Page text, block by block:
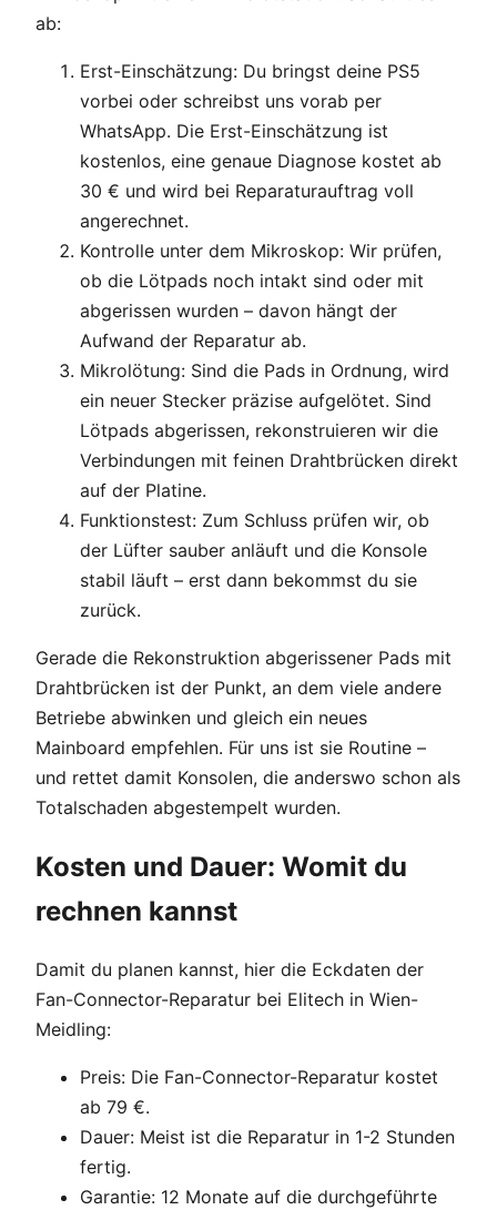
ab:
Erst-Einschätzung: Du bringst deine PS5
vorbei oder schreibst uns vorab per
WhatsApp. Die Erst-Einschätzung ist
kostenlos, eine genaue Diagnose kostet ab
30 € und wird bei Reparaturauftrag voll
angerechnet.
Kontrolle unter dem Mikroskop: Wir prüfen,
ob die Lötpads noch intakt sind oder mit
abgerissen wurden – davon hängt der
Aufwand der Reparatur ab.
Mikrolötung: Sind die Pads in Ordnung, wird
ein neuer Stecker präzise aufgelötet. Sind
Lötpads abgerissen, rekonstruieren wir die
Verbindungen mit feinen Drahtbrücken direkt
auf der Platine.
Funktionstest: Zum Schluss prüfen wir, ob
der Lüfter sauber anläuft und die Konsole
stabil läuft – erst dann bekommst du sie
zurück.
Gerade die Rekonstruktion abgerissener Pads mit
Drahtbrücken ist der Punkt, an dem viele andere
Betriebe abwinken und gleich ein neues
Mainboard empfehlen. Für uns ist sie Routine –
und rettet damit Konsolen, die anderswo schon als
Totalschaden abgestempelt wurden.
Kosten und Dauer: Womit du
rechnen kannst
Damit du planen kannst, hier die Eckdaten der
Fan-Connector-Reparatur bei Elitech in Wien-
Meidling:
Preis: Die Fan-Connector-Reparatur kostet
ab 79 €.
Dauer: Meist ist die Reparatur in 1-2 Stunden
fertig.
Garantie: 12 Monate auf die durchgeführte